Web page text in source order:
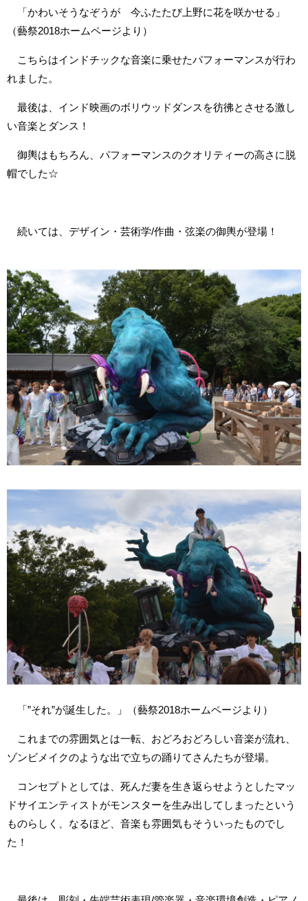
「かわいそうなぞうが 今ふたたび上野に花を咲かせる」
（藝祭2018ホームページより）
こちらはインドチックな音楽に乗せたパフォーマンスが行わ
れました。
最後は、インド映画のボリウッドダンスを彷彿とさせる激し
い音楽とダンス！
御輿はもちろん、パフォーマンスのクオリティーの高さに脱
帽でした☆
続いては、デザイン・芸術学/作曲・弦楽の御輿が登場！
「”それ”が誕生した。」（藝祭2018ホームページより）
これまでの雰囲気とは一転、おどろおどろしい音楽が流れ、
ゾンビメイクのような出で立ちの踊りてさんたちが登場。
コンセプトとしては、死んだ妻を生き返らせようとしたマッ
ドサイエンティストがモンスターを生み出してしまったという
ものらしく、なるほど、音楽も雰囲気もそういったものでし
た！